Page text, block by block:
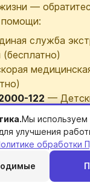
—
помощи:
служба
122 —
(бесплатно,
с любого
баланса.
Мы используем
улучшения
обработки